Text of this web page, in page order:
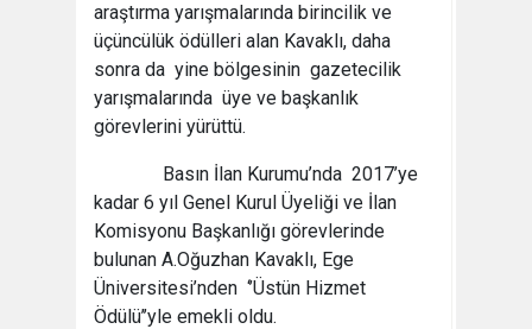
araştırma yarışmalarında birincilik ve
üçüncülük ödülleri alan Kavaklı, daha
sonra da yine bölgesinin gazetecilik
yarışmalarında üye ve başkanlık
görevlerini yürüttü.
Basın İlan Kurumu’nda 2017’ye
kadar 6 yıl Genel Kurul Üyeliği ve İlan
Komisyonu Başkanlığı görevlerinde
bulunan A.Oğuzhan Kavaklı, Ege
Üniversitesi’nden ‘’Üstün Hizmet
Ödülü’’yle emekli oldu.